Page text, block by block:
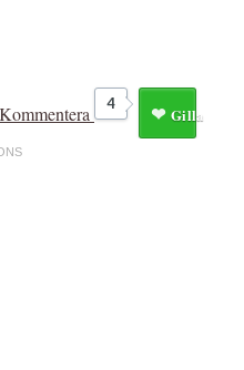
Kommentera 4
Gilla